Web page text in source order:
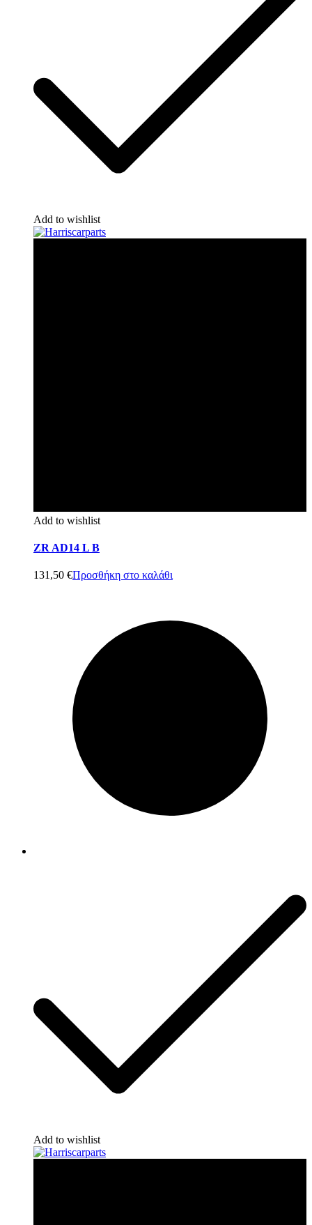
Add to wishlist
Add to wishlist
ZR AD14 L B
131,50 €Προσθήκη στο καλάθι
Add to wishlist